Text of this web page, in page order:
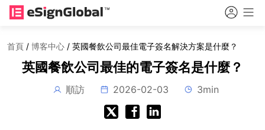
首頁 / 博客中心 / 英國餐飲公司最佳電子簽名解決方案是什麼？
英國餐飲公司最佳的電子簽名是什麼？
順訪 2026-02-03 3min